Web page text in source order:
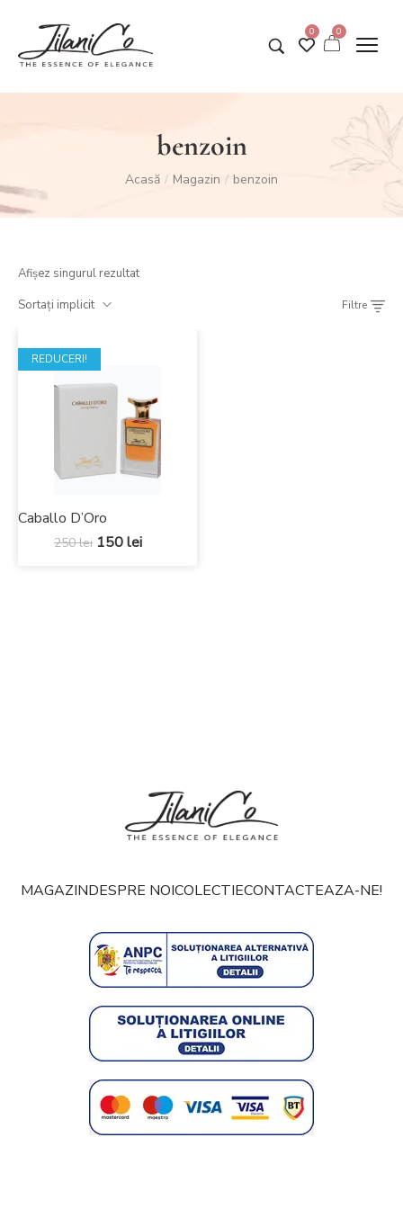
0 0
benzoin
Acasă / Magazin / benzoin
Afișez singurul rezultat
Sortați implicit
Filtre
REDUCERI!
Caballo D’Oro
250lei 150lei
MAGAZINDESPRE NOICOLECTIECONTACTEAZA-NE!